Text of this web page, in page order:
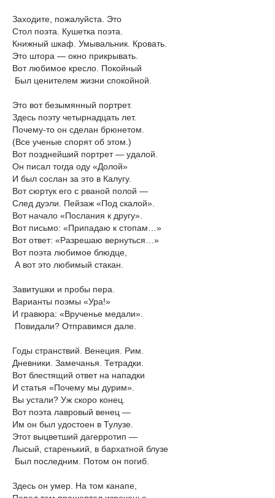
Заходите, пожалуйста. Это
Стол поэта. Кушетка поэта.
Книжный шкаф. Умывальник. Кровать.
Это штора — окно прикрывать.
Вот любимое кресло. Покойный
Был ценителем жизни спокойной.
Это вот безымянный портрет.
Здесь поэту четырнадцать лет.
Почему-то он сделан брюнетом.
(Все ученые спорят об этом.)
Вот позднейший портрет — удалой.
Он писал тогда оду «Долой»
И был сослан за это в Калугу.
Вот сюртук его с рваной полой —
След дуэли. Пейзаж «Под скалой».
Вот начало «Послания к другу».
Вот письмо: «Припадаю к стопам…»
Вот ответ: «Разрешаю вернуться…»
Вот поэта любимое блюдце,
А вот это любимый стакан.
Завитушки и пробы пера.
Варианты поэмы «Ура!»
И гравюра: «Врученье медали».
Повидали? Отправимся дале.
Годы странствий. Венеция. Рим.
Дневники. Замечанья. Тетрадки.
Вот блестящий ответ на нападки
И статья «Почему мы дурим».
Вы устали? Уж скоро конец.
Вот поэта лавровый венец —
Им он был удостоен в Тулузе.
Этот выцветший дагерротип —
Лысый, старенький, в бархатной блузе
Был последним. Потом он погиб.
Здесь он умер. На том канапе,